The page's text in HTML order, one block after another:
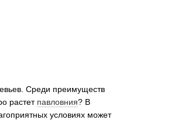
Среди преимуществ
растет павловния? В
условиях может